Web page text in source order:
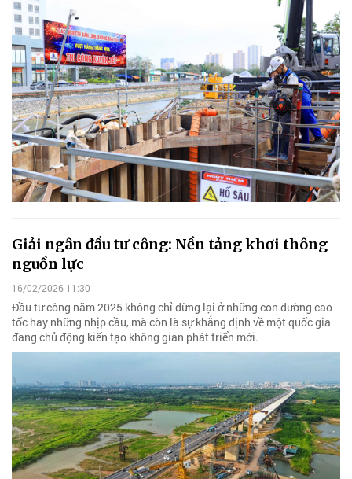
Giải ngân đầu tư công: Nền tảng khơi thông
nguồn lực
16/02/2026 11:30
Đầu tư công năm 2025 không chỉ dừng lại ở những con đường cao
tốc hay những nhịp cầu, mà còn là sự khẳng định về một quốc gia
đang chủ động kiến tạo không gian phát triển mới.